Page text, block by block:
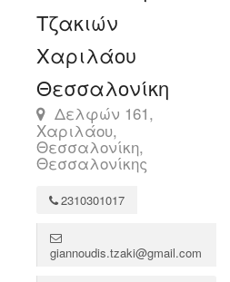
Τζακιών
Χαριλάου
Θεσσαλονίκη
Δελφών 161,
Χαριλάου,
Θεσσαλονίκη,
Θεσσαλονίκης
2310301017
giannoudis.tzaki@gmail.com